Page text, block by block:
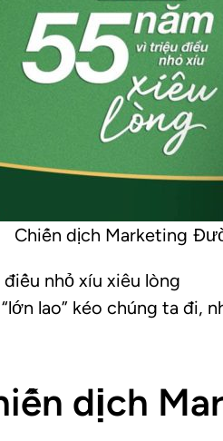
Chiến dịch Marketing
điều nhỏ xíu xiêu lòng
lao” kéo chúng ta
dịch